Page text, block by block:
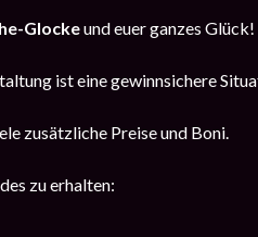
Glockeund euer ganzes Glück!
ist eine gewinnsichere
zusätzliche Preise und Boni.
zu erhalten: